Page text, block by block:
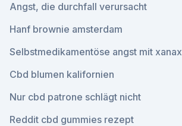
Angst, die durchfall verursacht
Hanf brownie amsterdam
Selbstmedikamentöse angst mit xanax
Cbd blumen kalifornien
Nur cbd patrone schlägt nicht
Reddit cbd gummies rezept